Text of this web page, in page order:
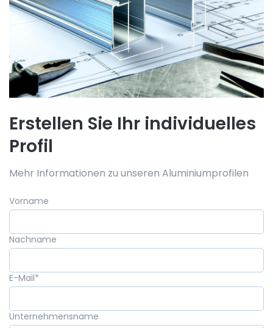
Erstellen Sie Ihr individuelles
Profil
Mehr Informationen zu unseren Aluminiumprofilen
Vorname
Nachname
E-Mail*
Unternehmensname